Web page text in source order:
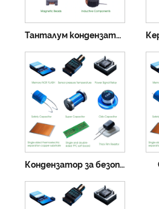
Танталум кондензатор
Кондензатор за безопасност